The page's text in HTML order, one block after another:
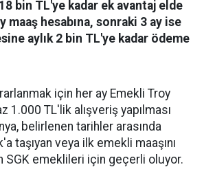
bin TL'ye kadar ek avantaj elde
maaş hesabına, sonraki 3 ay ise
aylık 2 bin TL'ye kadar ödeme
için her ay Emekli Troy
1.000 TL'lik alışveriş yapılması
belirlenen tarihler arasında
taşıyan veya ilk emekli maaşını
SGK emeklileri için geçerli oluyor.